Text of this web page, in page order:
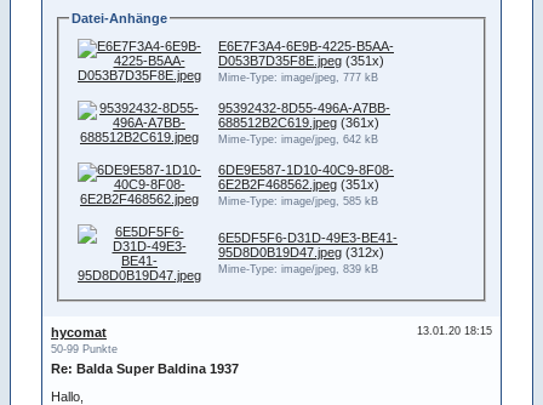
Datei-Anhänge
E6E7F3A4-6E9B-4225-B5AA-
D053B7D35F8E.jpeg (351x)
Mime-Type: image/jpeg, 777 kB
95392432-8D55-496A-A7BB-
688512B2C619.jpeg (361x)
Mime-Type: image/jpeg, 642 kB
6DE9E587-1D10-40C9-8F08-
6E2B2F468562.jpeg (351x)
Mime-Type: image/jpeg, 585 kB
6E5DF5F6-D31D-49E3-BE41-
95D8D0B19D47.jpeg (312x)
Mime-Type: image/jpeg, 839 kB
13.01.20 18:15
hycomat
50-99 Punkte
Re: Balda Super Baldina 1937
Hallo,